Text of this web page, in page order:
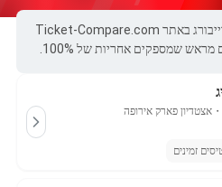
כל הכרטיסים ללייפציג נגד פרייבורג באתר Ticket-Compare.com
שמספקים אחריות של 100%.
・ אצטדיון פארק אירופה